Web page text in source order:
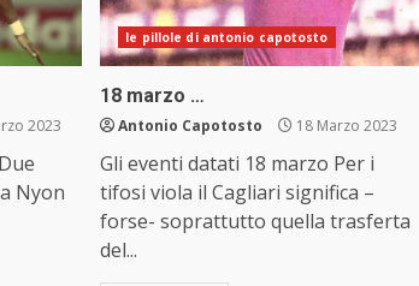
2023
Nyon
le pillole di antonio capotosto
18 marzo …
Antonio Capotosto 18 Marzo 2023
Gli eventi datati 18 marzo Per i
tifosi viola il Cagliari significa –
forse- soprattutto quella trasferta
del...